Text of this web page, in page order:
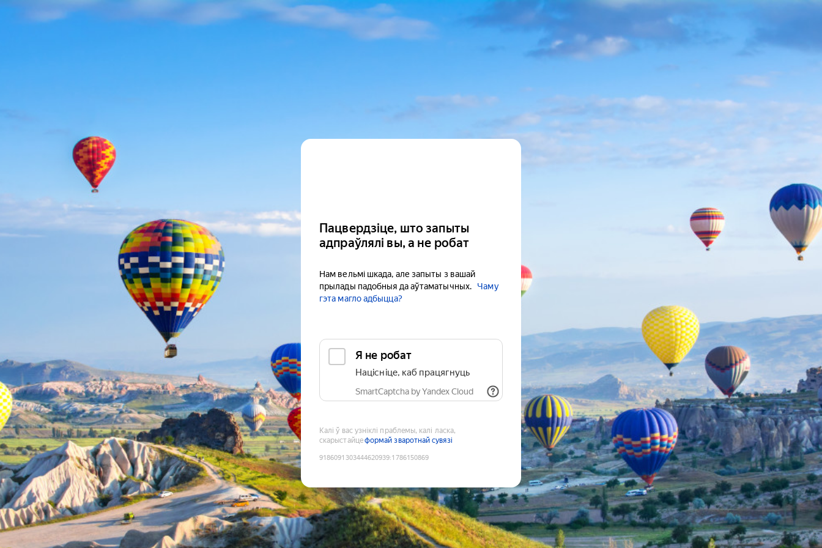
Пацвердзіце, што запыты
адпраўлялі вы, а не робат
Нам вельмі шкада, але запыты з вашай
прылады падобныя да аўтаматычных.
Чаму
гэта магло адбыцца?
Я не робат
Націсніце, каб працягнуць
SmartCaptcha by Yandex Cloud
Калі ў вас узніклі праблемы, калі ласка,
скарыстайцеформай зваротнай сувязі
9186091303444620939:1786150869